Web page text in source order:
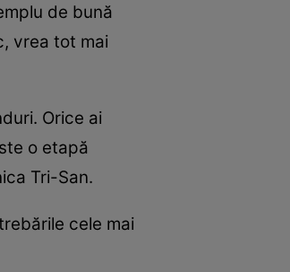
de bună
vrea tot mai
Orice ai
o etapă
Tri-San.
cele mai